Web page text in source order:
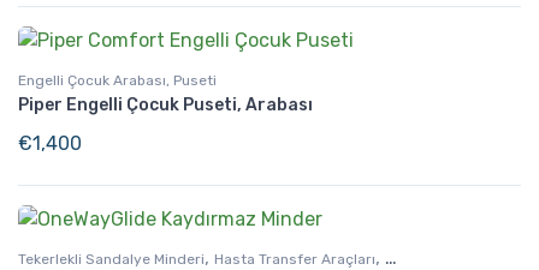
Engelli Çocuk Arabası, Puseti
Piper Engelli Çocuk Puseti, Arabası
€1,400
Tekerlekli Sandalye Minderi, Hasta Transfer Araçları,